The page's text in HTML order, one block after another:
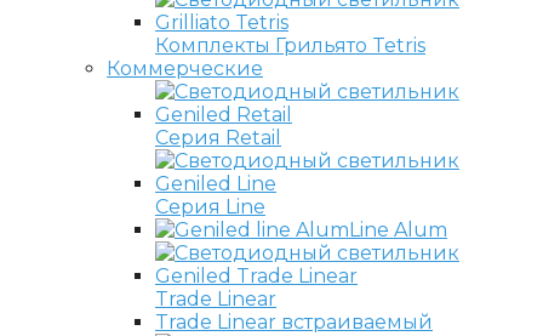
Комплекты Грильято Tetris
Коммерческие
Серия Retail
Серия Line
Line Alum
Trade Linear
Trade Linear встраиваемый